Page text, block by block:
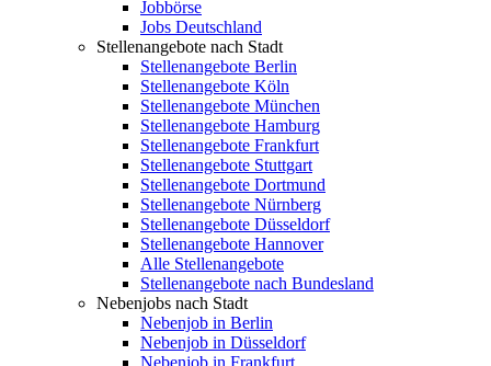
Jobbörse
Jobs Deutschland
Stellenangebote nach Stadt
Stellenangebote Berlin
Stellenangebote Köln
Stellenangebote München
Stellenangebote Hamburg
Stellenangebote Frankfurt
Stellenangebote Stuttgart
Stellenangebote Dortmund
Stellenangebote Nürnberg
Stellenangebote Düsseldorf
Stellenangebote Hannover
Alle Stellenangebote
Stellenangebote nach Bundesland
Nebenjobs nach Stadt
Nebenjob in Berlin
Nebenjob in Düsseldorf
Nebenjob in Frankfurt